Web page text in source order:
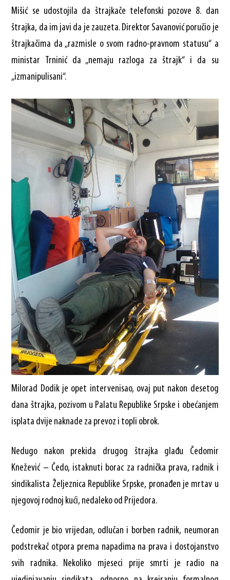
Mišić se udostojila da štrajkače telefonski pozove 8. dan
štrajka, da im javi da je zauzeta. Direktor Savanović poručio je
štrajkačima da „razmisle o svom radno-pravnom statusu“ a
ministar Trninić da „nemaju razloga za štrajk“ i da su
„izmanipulisani“.
Milorad Dodik je opet intervenisao, ovaj put nakon desetog
dana štrajka, pozivom u Palatu Republike Srpske i obećanjem
isplata dvije naknade za prevoz i topli obrok.
Nedugo nakon prekida drugog štrajka glađu Čedomir
Knežević – Čedo, istaknuti borac za radnička prava, radnik i
sindikalista Željeznica Republike Srpske, pronađen je mrtav u
njegovoj rodnoj kući, nedaleko od Prijedora.
Čedomir je bio vrijedan, odlučan i borben radnik, neumoran
podstrekač otpora prema napadima na prava i dostojanstvo
svih radnika. Nekoliko mjeseci prije smrti je radio na